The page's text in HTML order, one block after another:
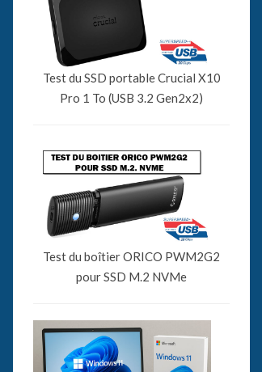
Test du SSD portable Crucial X10
Pro 1 To (USB 3.2 Gen2x2)
Test du boîtier ORICO PWM2G2
pour SSD M.2 NVMe